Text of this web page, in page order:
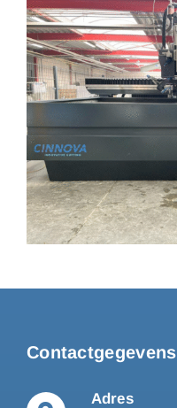
Contactgegevens
Adres